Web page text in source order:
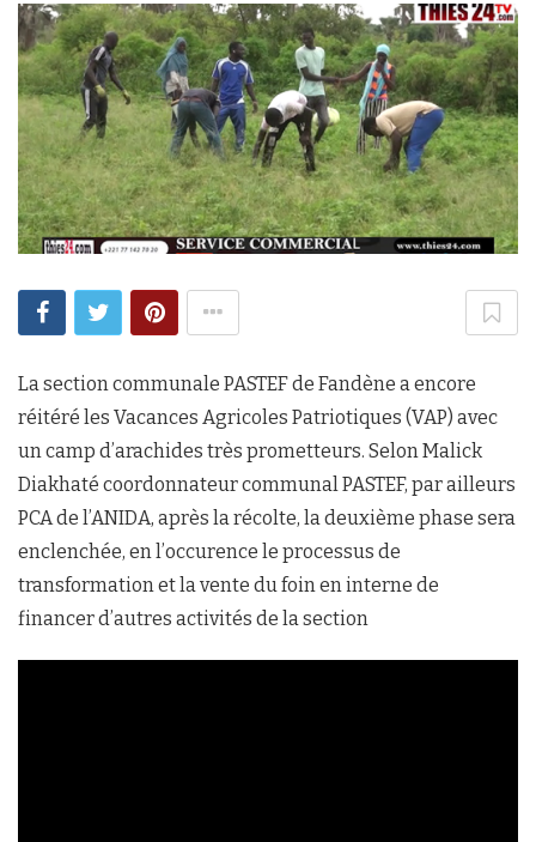
La section communale PASTEF de Fandène a encore
réitéré les Vacances Agricoles Patriotiques (VAP) avec
un camp d’arachides très prometteurs. Selon Malick
Diakhaté coordonnateur communal PASTEF, par ailleurs
PCA de l’ANIDA, après la récolte, la deuxième phase sera
enclenchée, en l’occurence le processus de
transformation et la vente du foin en interne de
financer d’autres activités de la section